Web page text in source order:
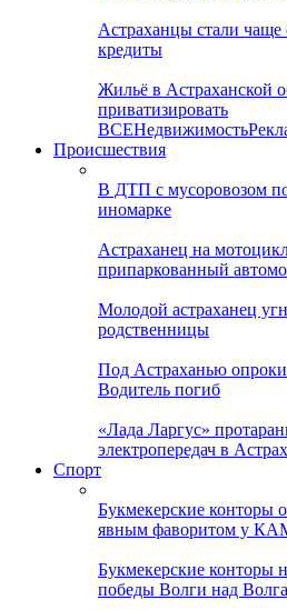
Астраханцы стали
кредиты
Жильё в Астраханской
приватизировать
ВСЕНедвижимость
Происшествия
В ДТП с мусоровозом
иномарке
Астраханец на
припаркованный
Молодой астраханец
родственницы
Под Астраханью
Водитель погиб
«Лада Ларгус»
электропередач в
Спорт
Букмекерские конторы
явным фаворитом у
Букмекерские конторы
победы Волги над